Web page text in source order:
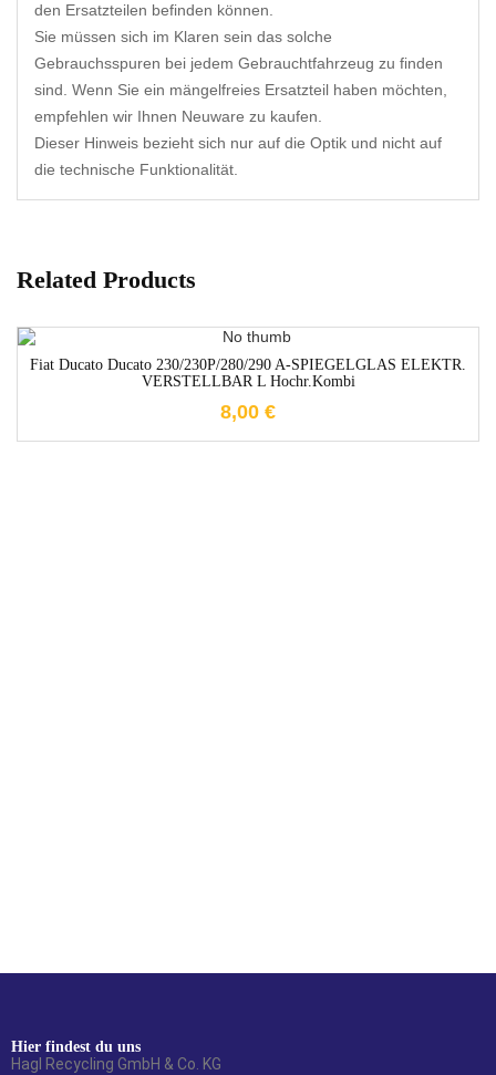
den Ersatzteilen befinden können.
Sie müssen sich im Klaren sein das solche
Gebrauchsspuren bei jedem Gebrauchtfahrzeug zu finden
sind. Wenn Sie ein mängelfreies Ersatzteil haben möchten,
empfehlen wir Ihnen Neuware zu kaufen.
Dieser Hinweis bezieht sich nur auf die Optik und nicht auf
die technische Funktionalität.
Related Products
Fiat Ducato Ducato 230/230P/280/290 A-SPIEGELGLAS ELEKTR.
VERSTELLBAR L Hochr.Kombi
8,00 €
1-3 Werktage
Hier findest du uns
Hagl Recycling GmbH & Co. KG